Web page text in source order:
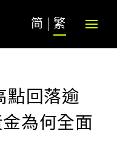
简 繁
點回落逾
為何全面